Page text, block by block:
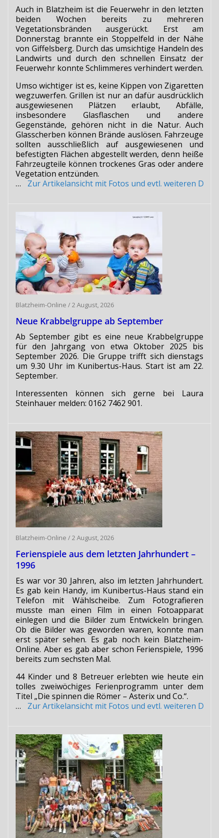
Auch in Blatzheim ist die Feuerwehr in den letzten
beiden Wochen bereits zu mehreren
Vegetationsbränden ausgerückt. Erst am
Donnerstag brannte ein Stoppelfeld in der Nähe
von Giffelsberg. Durch das umsichtige Handeln des
Landwirts und durch den schnellen Einsatz der
Feuerwehr konnte Schlimmeres verhindert werden.
Umso wichtiger ist es, keine Kippen von Zigaretten
wegzuwerfen. Grillen ist nur an dafür ausdrücklich
ausgewiesenen Plätzen erlaubt, Abfälle,
insbesondere Glasflaschen und andere
Gegenstände, gehören nicht in die Natur. Auch
Glasscherben können Brände auslösen. Fahrzeuge
sollten ausschließlich auf ausgewiesenen und
befestigten Flächen abgestellt werden, denn heiße
Fahrzeugteile können trockenes Gras oder andere
Vegetation entzünden.
…Zur Artikelansicht mit Fotos und evtl. weiteren
Blatzheim-Online /2 August, 2026
Neue Krabbelgruppe ab September
Ab September gibt es eine neue Krabbelgruppe
für den Jahrgang von etwa Oktober 2025 bis
September 2026. Die Gruppe trifft sich dienstags
um 9.30 Uhr im Kunibertus-Haus. Start ist am 22.
September.
Interessenten können sich gerne bei Laura
Steinhauer melden: 0162 7462 901.
Blatzheim-Online /2 August, 2026
Ferienspiele aus dem letzten Jahrhundert –
1996
Es war vor 30 Jahren, also im letzten Jahrhundert.
Es gab kein Handy, im Kunibertus-Haus stand ein
Telefon mit Wählscheibe. Zum Fotografieren
musste man einen Film in einen Fotoapparat
einlegen und die Bilder zum Entwickeln bringen.
Ob die Bilder was geworden waren, konnte man
erst später sehen. Es gab noch kein Blatzheim-
Online. Aber es gab aber schon Ferienspiele, 1996
bereits zum sechsten Mal.
44 Kinder und 8 Betreuer erlebten wie heute ein
tolles zweiwöchiges Ferienprogramm unter dem
Titel „Die spinnen die Römer – Asterix und Co.“.
…Zur Artikelansicht mit Fotos und evtl. weiteren